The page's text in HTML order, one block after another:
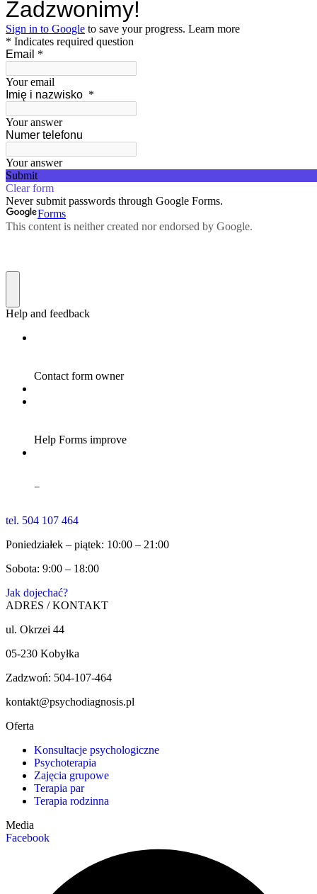
tel. 504 107 464
Poniedziałek – piątek: 10:00 – 21:00
Sobota: 9:00 – 18:00
Jak dojechać?
ADRES / KONTAKT
ul. Okrzei 44
05-230 Kobyłka
Zadzwoń: 504-107-464
kontakt@psychodiagnosis.pl
Oferta
Konsultacje psychologiczne
Psychoterapia
Zajęcia grupowe
Terapia par
Terapia rodzinna
Media
Facebook